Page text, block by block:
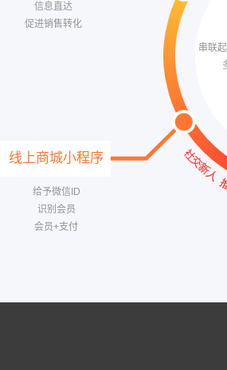
串联
信息直达
促进销售转化
线上商城小程序
给予微信ID
识别会员
会员+支付